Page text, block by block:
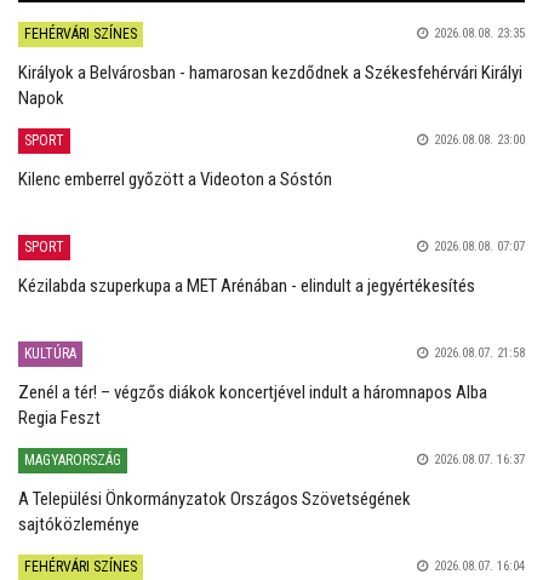
FEHÉRVÁRI SZÍNES 2026.08.08. 23:35
Királyok a Belvárosban - hamarosan kezdődnek a Székesfehérvári Királyi
Napok
SPORT 2026.08.08. 23:00
Kilenc emberrel győzött a Videoton a Sóstón
SPORT 2026.08.08. 07:07
Kézilabda szuperkupa a MET Arénában - elindult a jegyértékesítés
KULTÚRA 2026.08.07. 21:58
Zenél a tér! – végzős diákok koncertjével indult a háromnapos Alba
Regia Feszt
MAGYARORSZÁG 2026.08.07. 16:37
A Települési Önkormányzatok Országos Szövetségének
sajtóközleménye
FEHÉRVÁRI SZÍNES 2026.08.07. 16:04